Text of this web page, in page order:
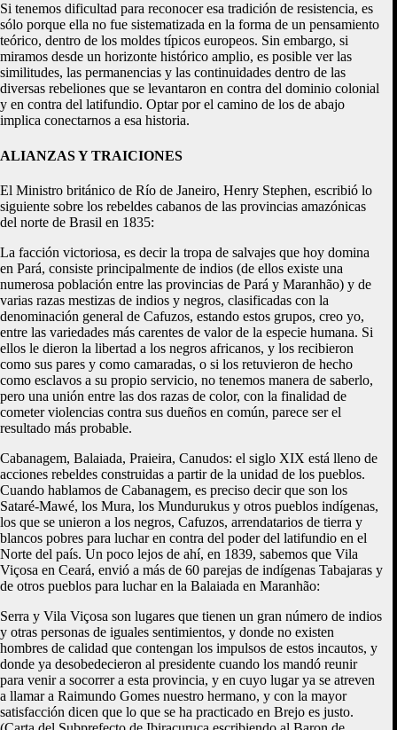
Si tenemos dificultad para reconocer esa tradición de resistencia, es
sólo porque ella no fue sistematizada en la forma de un pensamiento
teórico, dentro de los moldes típicos europeos. Sin embargo, si
miramos desde un horizonte histórico amplio, es posible ver las
similitudes, las permanencias y las continuidades dentro de las
diversas rebeliones que se levantaron en contra del dominio colonial
y en contra del latifundio. Optar por el camino de los de abajo
implica conectarnos a esa historia.
ALIANZAS Y TRAICIONES
El Ministro británico de Río de Janeiro, Henry Stephen, escribió lo
siguiente sobre los rebeldes cabanos de las provincias amazónicas
del norte de Brasil en 1835:
La facción victoriosa, es decir la tropa de salvajes que hoy domina
en Pará, consiste principalmente de indios (de ellos existe una
numerosa población entre las provincias de Pará y Maranhão) y de
varias razas mestizas de indios y negros, clasificadas con la
denominación general de Cafuzos, estando estos grupos, creo yo,
entre las variedades más carentes de valor de la especie humana. Si
ellos le dieron la libertad a los negros africanos, y los recibieron
como sus pares y como camaradas, o si los retuvieron de hecho
como esclavos a su propio servicio, no tenemos manera de saberlo,
pero una unión entre las dos razas de color, con la finalidad de
cometer violencias contra sus dueños en común, parece ser el
resultado más probable.
Cabanagem, Balaiada, Praieira, Canudos: el siglo XIX está lleno de
acciones rebeldes construidas a partir de la unidad de los pueblos.
Cuando hablamos de Cabanagem, es preciso decir que son los
Sataré-Mawé, los Mura, los Mundurukus y otros pueblos indígenas,
los que se unieron a los negros, Cafuzos, arrendatarios de tierra y
blancos pobres para luchar en contra del poder del latifundio en el
Norte del país. Un poco lejos de ahí, en 1839, sabemos que Vila
Viçosa en Ceará, envió a más de 60 parejas de indígenas Tabajaras y
de otros pueblos para luchar en la Balaiada en Maranhão:
Serra y Vila Viçosa son lugares que tienen un gran número de indios
y otras personas de iguales sentimientos, y donde no existen
hombres de calidad que contengan los impulsos de estos incautos, y
donde ya desobedecieron al presidente cuando los mandó reunir
para venir a socorrer a esta provincia, y en cuyo lugar ya se atreven
a llamar a Raimundo Gomes nuestro hermano, y con la mayor
satisfacción dicen que lo que se ha practicado en Brejo es justo.